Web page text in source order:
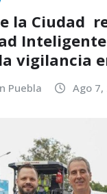
la Ciudad
vigilancia
Puebla Ago 7,